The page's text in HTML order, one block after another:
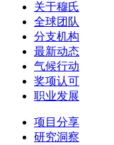
关于穆氏
全球团队
分支机构
最新动态
气候行动
奖项认可
职业发展
项目分享
研究洞察